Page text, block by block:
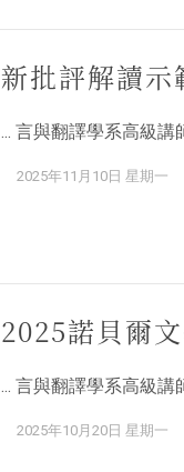
新批評解讀
... 言與翻譯學系高級講
2025年11月10日 星期一
2025諾貝爾
... 言與翻譯學系高級講
2025年10月20日 星期一